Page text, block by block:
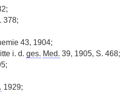
378;
43, 1904;
i. d. ges. Med. 39, 1905, S. 468;
1929;